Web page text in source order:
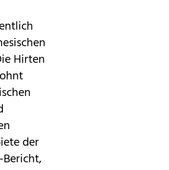
Hirten
der